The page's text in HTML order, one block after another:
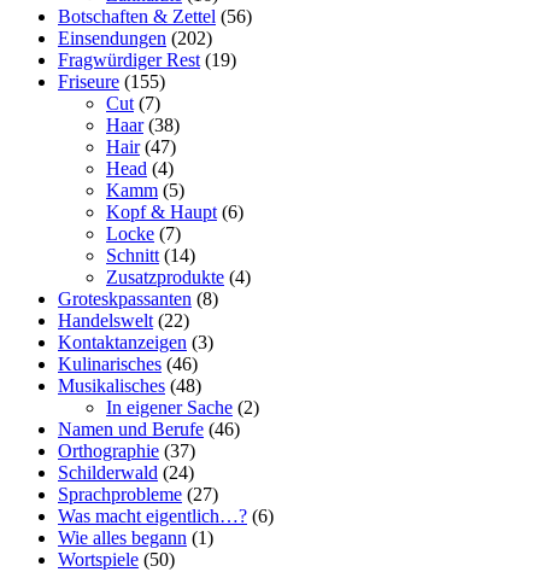
Botschaften & Zettel (56)
Einsendungen (202)
Fragwürdiger Rest (19)
Friseure (155)
Cut (7)
Haar(38)
Hair(47)
Head (4)
Kamm (5)
Kopf & Haupt (6)
Locke (7)
Schnitt (14)
Zusatzprodukte (4)
Groteskpassanten (8)
Handelswelt (22)
Kontaktanzeigen (3)
Kulinarisches (46)
Musikalisches (48)
In eigener Sache (2)
Namen und Berufe (46)
Orthographie (37)
Schilderwald (24)
Sprachprobleme (27)
Was macht eigentlich…? (6)
Wie alles begann (1)
Wortspiele (50)